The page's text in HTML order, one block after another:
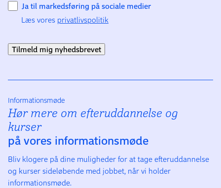
Ja til markedsføring på sociale medier
Læs vores privatlivspolitik
Tilmeld mig nyhedsbrevet
Informationsmøde
Hør mere om efter­uddannelse og
kurser
på vores informationsmøde
Bliv klogere på dine muligheder for at tage efteruddannelse
og kurser sideløbende med jobbet, når vi holder
informationsmøde.